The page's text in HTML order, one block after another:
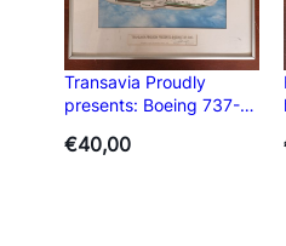
Transavia Proudly
presents: Boeing 737-
€40,00